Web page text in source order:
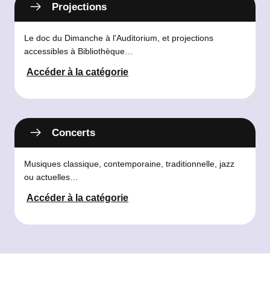
Projections
Le doc du Dimanche à l'Auditorium, et projections
accessibles à Bibliothèque…
Accéder à la catégorie
Concerts
Musiques classique, contemporaine, traditionnelle, jazz
ou actuelles…
Accéder à la catégorie